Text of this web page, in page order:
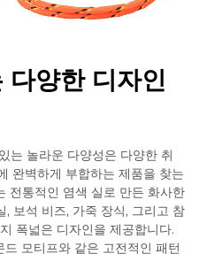
다양한 디자인
는 놀라운 다양성은 다양한 취
완벽하게 부합하는 제품을 찾는
전통적인 염색 실로 만든 화사한
보석 비즈, 가죽 장식, 그리고 참
폭넓은 디자인을 제공합니다.
모티프와 같은 고전적인 패턴